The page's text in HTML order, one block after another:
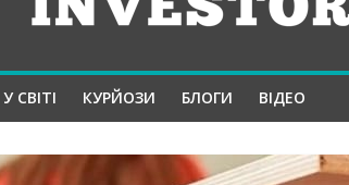
У СВІТІ КУРЙОЗИ БЛОГИ ВІДЕО